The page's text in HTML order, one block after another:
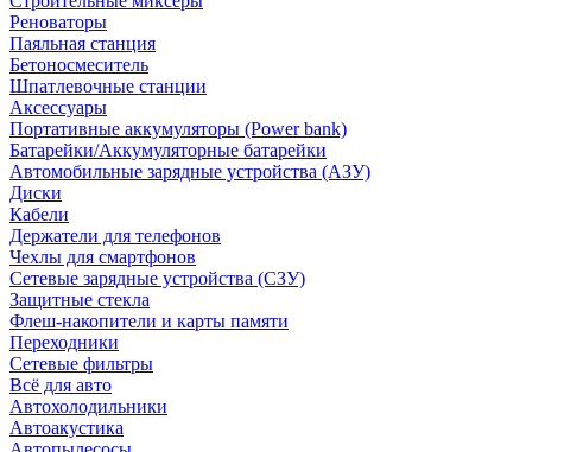
Реноваторы
Паяльная станция
Бетоносмеситель
Шпатлевочные станции
Аксессуары
Портативные аккумуляторы (Power bank)
Батарейки/Аккумуляторные батарейки
Автомобильные зарядные устройства (АЗУ)
Диски
Кабели
Держатели для телефонов
Чехлы для смартфонов
Сетевые зарядные устройства (СЗУ)
Защитные стекла
Флеш-накопители и карты памяти
Переходники
Сетевые фильтры
Всё для авто
Автохолодильники
Автоакустика